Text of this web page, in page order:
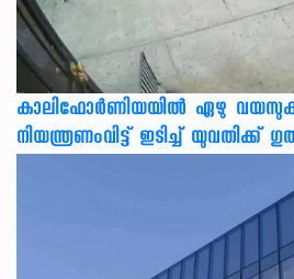
കാലിഫോര്‍ണിയയില്‍ ഏഴു
നിയന്ത്രണംവിട്ട് ഇടിച്ച് യുവതിക്ക്